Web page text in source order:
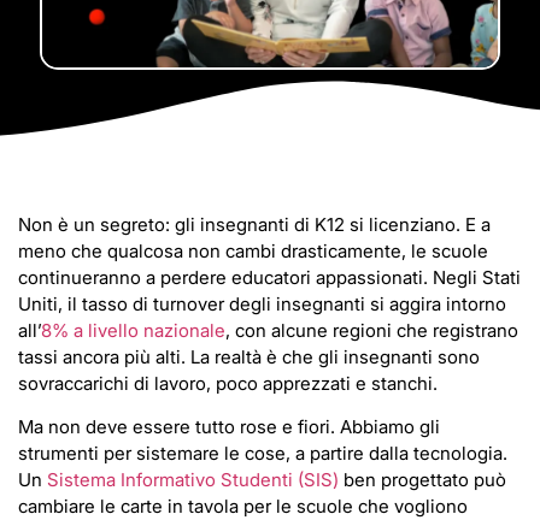
Non è un segreto: gli insegnanti di K12 si licenziano. E a
meno che qualcosa non cambi drasticamente, le scuole
continueranno a perdere educatori appassionati. Negli Stati
Uniti, il tasso di turnover degli insegnanti si aggira intorno
all’8% a livello nazionale, con alcune regioni che registrano
tassi ancora più alti. La realtà è che gli insegnanti sono
sovraccarichi di lavoro, poco apprezzati e stanchi.
Ma non deve essere tutto rose e fiori. Abbiamo gli
strumenti per sistemare le cose, a partire dalla tecnologia.
Un Sistema Informativo Studenti (SIS) ben progettato può
cambiare le carte in tavola per le scuole che vogliono